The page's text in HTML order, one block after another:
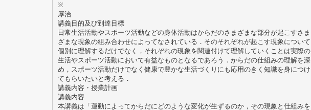
※
厚治
講義目的及び到達目標
日常生活活動やスポーツ活動などの身体活動はからだのさまざまな部分が起こすさま
ざまな現象の組み合わせによってなされている．そのそれぞれが起こす現象について
個別に理解するだけでなく，それぞれの現象を関連付けて理解していくことは実際の
生活やスポーツ活動において有益なものとなるであろう．からだの仕組みの理解を深
め，スポーツ活動だけでなく健康で豊かな生活づくりにも応用のきく知識を身につけ
てもらいたいと考える．
講義内容・授業計画
講義内容
本講義は「運動によってからだにどのような変化が生ずるのか，その現象と仕組みを